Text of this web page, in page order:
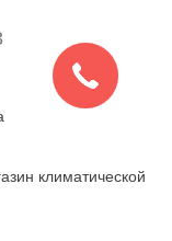
климатической